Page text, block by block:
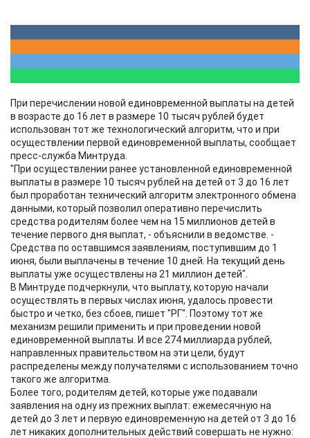
При перечислении новой единовременной выплаты на детей
в возрасте до 16 лет в размере 10 тысяч рублей будет
использован тот же технологический алгоритм, что и при
осуществлении первой единовременной выплаты, сообщает
пресс-служба Минтруда.
"При осуществлении ранее установленной единовременной
выплаты в размере 10 тысяч рублей на детей от 3 до 16 лет
был проработан технический алгоритм электронного обмена
данными, который позволил оперативно перечислить
средства родителям более чем на 15 миллионов детей в
течение первого дня выплат, - объяснили в ведомстве. -
Средства по оставшимся заявлениям, поступившим до 1
июня, были выплачены в течение 10 дней. На текущий день
выплаты уже осуществлены на 21 миллион детей".
В Минтруде подчеркнули, что выплату, которую начали
осуществлять в первых числах июня, удалось провести
быстро и четко, без сбоев, пишет "РГ". Поэтому тот же
механизм решили применить и при проведении новой
единовременной выплаты. И все 274 миллиарда рублей,
направленных правительством на эти цели, будут
распределены между получателями с использованием точно
такого же алгоритма.
Более того, родителям детей, которые уже подавали
заявления на одну из прежних выплат: ежемесячную на
детей до 3 лет и первую единовременную на детей от 3 до 16
лет никаких дополнительных действий совершать не нужно: